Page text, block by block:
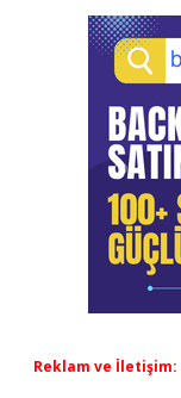
Reklam ve İletişim: